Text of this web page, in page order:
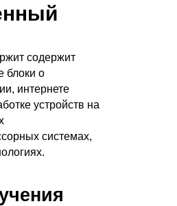
содержит
блоки о
интернете
устройств на
системах,